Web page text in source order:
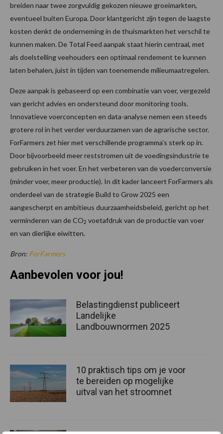
breiden naar twee zorgvuldig gekozen nieuwe groeimarkten,
eventueel buiten Europa. Door klantgericht zijn tegen de laagste
kosten denkt de onderneming in de thuismarkten het verschil te
kunnen maken. De Total Feed aanpak staat hierin centraal, met
als doelstelling veehouders een optimaal rendement te kunnen
laten behalen, juist in tijden van toenemende milieumaatregelen.
Deze aanpak is gebaseerd op een combinatie van voer, vergezeld
van gericht advies en ondersteund door monitoring tools.
Innovatieve voerconcepten en data-analyse nemen een steeds
grotere rol in het verder verduurzamen van de agrarische sector.
ForFarmers zet hier met verschillende programma’s sterk op in.
Door bijvoorbeeld meer reststromen uit de voedingsindustrie te
gebruiken in het voer. En het verbeteren van de voederconversie
(minder voer, meer productie). In dit kader lanceert ForFarmers als
onderdeel van de strategie Build to Grow 2025 een
aangescherpt en ambitieus duurzaamheidsbeleid, gericht op het
verminderen van de CO2 voetafdruk van de productie van voer
en van dierlijke eiwitten.
Bron: ForFarmers
Aanbevolen voor jou!
Belastingdienst publiceert
Landelijke
Landbouwnormen 2025
10 praktisch tips om je voor
te bereiden op mogelijke
uitval van het stroomnet